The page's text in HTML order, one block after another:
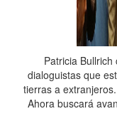
Patricia
dialoguistas que
tierras a
Ahora buscará